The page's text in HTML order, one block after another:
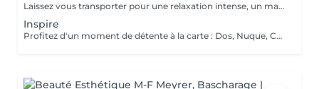
Laissez vous transporter pour une relaxation intense, un massage doux et enveloppant à l'huile d'amande douce et aux huiles essentielles Bio. Inspirez profondément, lâchez prise et libérez les tensions aux sons de la nature.
Inspire
Profitez d'un moment de détente à la carte : Dos, Nuque, Cuir chevelu, Jambes, Pieds, Bras & Mains (1 ou 2 zones de votre choix)